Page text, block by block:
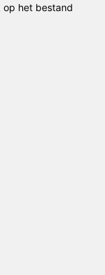
op het bestand